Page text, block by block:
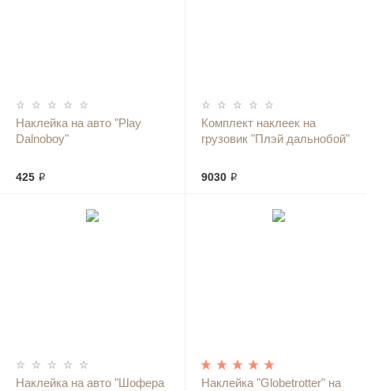
Наклейка на авто "Play
Dalnoboy"
425 ₽
Комплект наклеек на
грузовик "Плэй дальнобой"
9030 ₽
Наклейка на авто "Шофера
Наклейка "Globetrotter" на